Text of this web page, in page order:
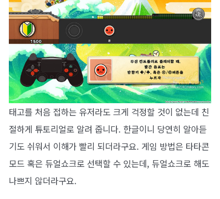
태고를 처음 접하는 유저라도 크게 걱정할 것이 없는데 친
절하게 튜토리얼로 알려 줍니다. 한글이니 당연히 알아듣
기도 쉬워서 이해가 빨리 되더라구요. 게임 방법은 타타콘
모드 혹은 듀얼쇼크로 선택할 수 있는데, 듀얼쇼크로 해도
나쁘지 않더라구요.